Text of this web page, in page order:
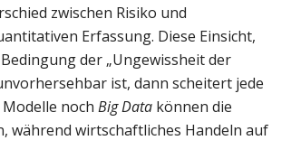
zwischen Risiko und
Erfassung. Diese Einsicht,
der „Ungewissheit der
ist, dann scheitert jede
noch Big Data können die
während wirtschaftliches Handeln auf